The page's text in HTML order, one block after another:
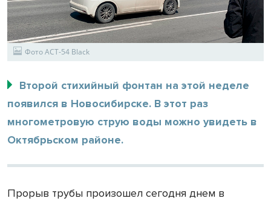
Фото АСТ-54 Black
Второй стихийный фонтан на этой неделе
появился в Новосибирске. В этот раз
многометровую струю воды можно увидеть в
Октябрьском районе.
Прорыв трубы произошел сегодня днем в